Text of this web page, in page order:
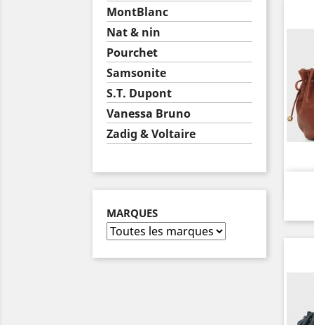
MontBlanc
Nat & nin
Pourchet
Samsonite
S.T. Dupont
Vanessa Bruno
Zadig & Voltaire
MARQUES